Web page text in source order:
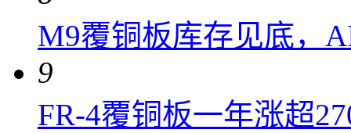
M9覆铜板库存见底，
9
FR-4覆铜板一年涨超